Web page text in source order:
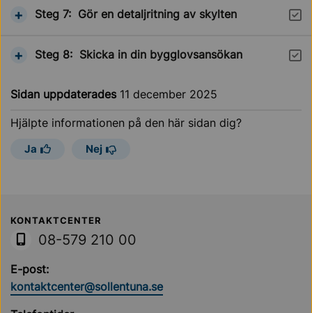
Visa information om
Steg 7: Gör en detaljritning av skylten
Visa information om
Steg 8: Skicka in din bygglovsansökan
Sidan uppdaterades 11 december 2025
Hjälpte informationen på den här sidan dig?
Ja Nej
Sollentuna Kommun
KONTAKTCENTER
08-579 210 00
E-post:
kontaktcenter@sollentuna.se